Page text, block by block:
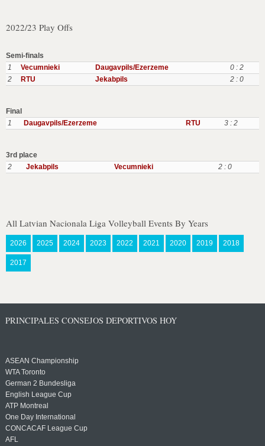
2022/23 Play Offs
Semi-finals
1
Vecumnieki Daugavpils/Ezerzeme
0 : 2
2
RTU Jekabpils 2 : 0
Final
1
Daugavpils/Ezerzeme RTU 3 : 2
3rd place
2
Jekabpils Vecumnieki 2 : 0
All Latvian Nacionala Liga Volleyball Events By Years
2026 2025 2024 2023 2022 2021 2020 2019 2018
2017
PRINCIPALES CONSEJOS DEPORTIVOS HOY
ASEAN Championship
WTA Toronto
German 2 Bundesliga
English League Cup
ATP Montreal
One Day International
CONCACAF League Cup
AFL